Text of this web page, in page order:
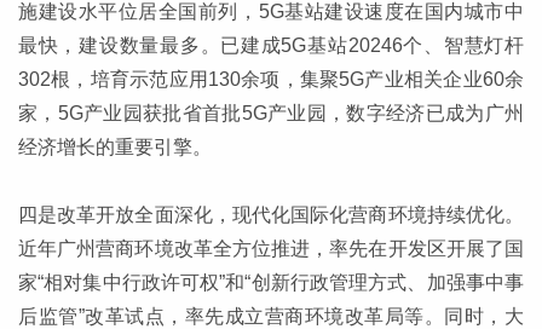
施建设水平位居全国前列，5G基站建设速度在国内城市中
最快，建设数量最多。已建成5G基站20246个、智慧灯杆
302根，培育示范应用130余项，集聚5G产业相关企业60余
家，5G产业园获批省首批5G产业园，数字经济已成为广州
经济增长的重要引擎。
四是改革开放全面深化，现代化国际化营商环境持续优化。
近年广州营商环境改革全方位推进，率先在开发区开展了国
家“相对集中行政许可权”和“创新行政管理方式、加强事中事
后监管”改革试点，率先成立营商环境改革局等。同时，大